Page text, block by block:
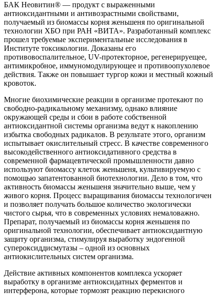
БАК Неовитин® — продукт с выраженными
антиоксидантными и антивозрастными свойствами,
получаемый из биомассы корня женьшеня по оригинальной
технологии ХБО при РАН «ВИТА». Разработанный комплекс
прошел требуемые экспериментальные исследования в
Институте токсикологии. Доказаны его
противовоспалительное, UV-протекторное, регенерируещее,
антимикробное, иммуномодулирующее и противоопухолевое
действия. Также он повышает тургор кожи и местный кожный
кровоток.
Многие биохимические реакции в организме протекают по
свободно-радикальному механизму, однако влияние
окружающей среды и сбои в работе собственной
антиоксидантной системы организма ведут к накоплению
избытка свободных радикалов. В результате этого, организм
испытывает окислительный стресс. В качестве современного
высокодейственного антиоксидативного средства в
современной фармацевтической промышленности давно
используют биомассу клеток женьшеня, культивируемую с
помощью запатентованной биотехнологии. Дело в том, что
активность биомассы женьшеня значительно выше, чем у
живого корня. Процесс выращивания биомассы технологичен
и позволяет получать большое количество экологически
чистого сырья, что в современных условиях немаловажно.
Препарат, получаемый из биомассы корня женьшеня по
оригинальной технологии, обеспечивает антиоксидантную
защиту организма, стимулируя выработку эндогенной
супероксиддисмутазы – одной из основных
антиокислительных систем организма.
Действие активных компонентов комплекса ускоряет
выработку в организме антиоксидатных ферментов и
интерферона, которые тормозят реакцию перекисного